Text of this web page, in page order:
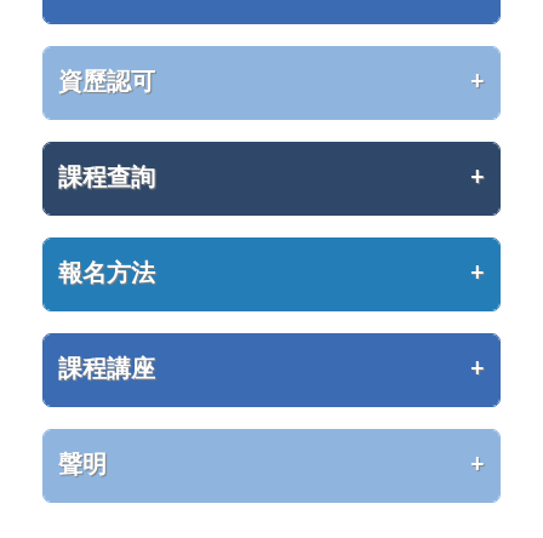
資歷認可
課程查詢
報名方法
課程講座
聲明